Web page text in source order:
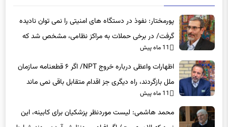
پورمختار: نفوذ در دستگاه های امنیتی را نمی توان نادیده
گرفت/ در برخی حملات به مراکز نظامی، مشخص شد که
عوامل نفوذی دخیل بوده‌اند
11 ماه پیش
اظهارات واعظی درباره خروج NPT/ اگر ۶ قطعنامه سازمان
ملل بازگردند، راه دیگری جز اقدام متقابل باقی نمی‌ ماند
11 ماه پیش
محمد هاشمی: لیست موردنظر پزشکیان برای کابینه، این